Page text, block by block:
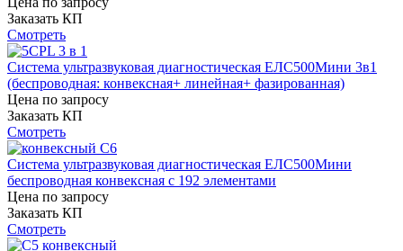
Заказать КП
Смотреть
Система ультразвуковая диагностическая ЕЛС500Мини 3в1
(беспроводная: конвексная+ линейная+ фазированная)
Цена по запросу
Заказать КП
Смотреть
Система ультразвуковая диагностическая ЕЛС500Мини
беспроводная конвексная с 192 элементами
Цена по запросу
Заказать КП
Смотреть